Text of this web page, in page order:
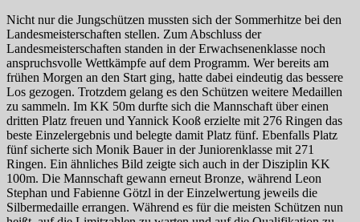
Nicht nur die Jungschützen mussten sich der Sommerhitze bei den
Landesmeisterschaften stellen. Zum Abschluss der
Landesmeisterschaften standen in der Erwachsenenklasse noch
anspruchsvolle Wettkämpfe auf dem Programm. Wer bereits am
frühen Morgen an den Start ging, hatte dabei eindeutig das bessere
Los gezogen. Trotzdem gelang es den Schützen weitere Medaillen
zu sammeln. Im KK 50m durfte sich die Mannschaft über einen
dritten Platz freuen und Yannick Kooß erzielte mit 276 Ringen das
beste Einzelergebnis und belegte damit Platz fünf. Ebenfalls Platz
fünf sicherte sich Monik Bauer in der Juniorenklasse mit 271
Ringen. Ein ähnliches Bild zeigte sich auch in der Disziplin KK
100m. Die Mannschaft gewann erneut Bronze, während Leon
Stephan und Fabienne Götzl in der Einzelwertung jeweils die
Silbermedaille errangen. Während es für die meisten Schützen nun